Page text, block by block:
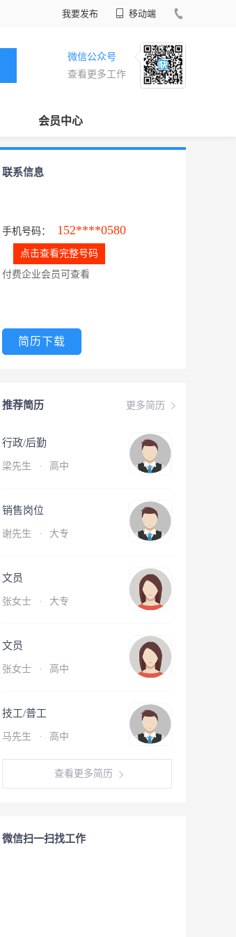
我要发布 移动端
微信公众号
查看更多工作
会员中心
联系信息
手机号码： 152****0580
点击查看完整号码
付费企业会员可查看
简历下载
更多简历
推荐简历
行政/后勤
梁先生 · 高中
销售岗位
谢先生 · 大专
文员
张女士 · 大专
文员
张女士 · 高中
技工/普工
马先生 · 高中
查看更多简历
微信扫一扫找工作